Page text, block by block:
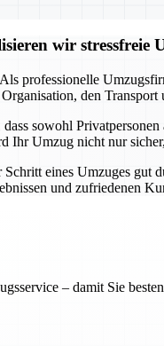
wir stressfreie
professionelle
den
sowohl
Umzug nicht nur
eines Umzuges
und zufriedenen
– damit Sie